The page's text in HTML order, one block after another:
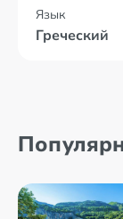
Язык
Греческий